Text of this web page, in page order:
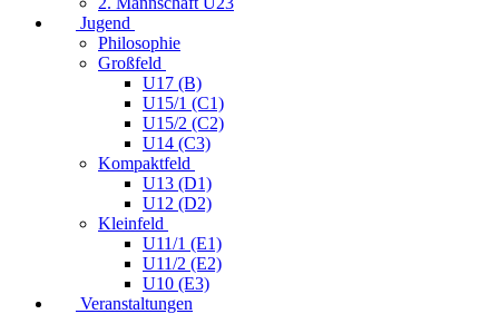
Jugend
Philosophie
Großfeld
U17 (B)
U15/1 (C1)
U15/2 (C2)
U14 (C3)
Kompaktfeld
U13 (D1)
U12 (D2)
Kleinfeld
U11/1 (E1)
U11/2 (E2)
U10 (E3)
Veranstaltungen